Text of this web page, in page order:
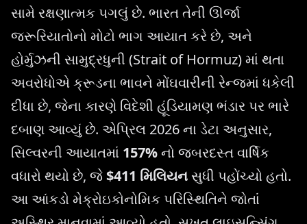
સામે રક્ષણાત્મક પગલું છે. ભારત તેની ઊર્જા
જરૂરિયાતોનો મોટો ભાગ આયાત કરે છે, અને
હોર્મુઝની સામુદ્રધુની (Strait of Hormuz) માં થતા
અવરોધોએ ક્રૂડના ભાવને મોંઘવારીની રેન્જમાં ધકેલી
દીધા છે, જેના કારણે વિદેશી હૂંડિયામણ ભંડાર પર ભારે
દબાણ આવ્યું છે. એપ્રિલ 2026 ના ડેટા અનુસાર,
સિલ્વરની આયાતમાં 157%નો જબરદસ્ત વાર્ષિક
વધારો થયો છે, જે$411 મિલિયનસુધી પહોંચ્યો હતો.
આ આંકડો મેક્રોઇકોનોમિક પરિસ્થિતિને જોતાં